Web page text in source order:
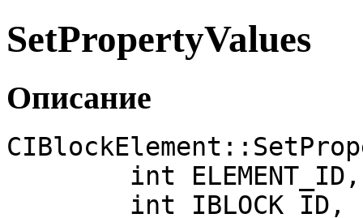
SetPropertyValues
Описание